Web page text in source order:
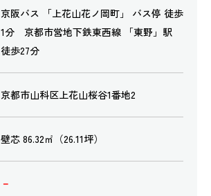
京阪バス 「上花山花ノ岡町」 バス停 徒歩
1分 京都市営地下鉄東西線 「東野」駅
徒歩27分
京都市山科区上花山桜谷1番地2
壁芯 86.32㎡（26.11坪）
－